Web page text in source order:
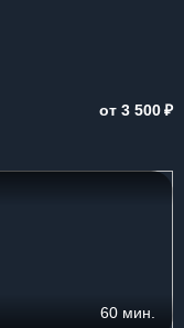
от 3 500₽
60 мин.